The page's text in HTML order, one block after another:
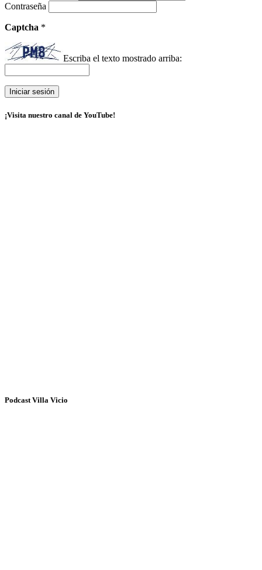
Contraseña
Captcha *
Escriba el texto mostrado arriba:
¡Visita nuestro canal de YouTube!
Podcast Villa Vicio